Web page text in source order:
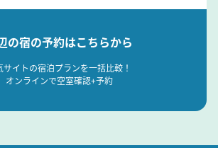
の宿の予約はこちらから
サイトの宿泊プランを一括比較！
オンラインで空室確認+予約